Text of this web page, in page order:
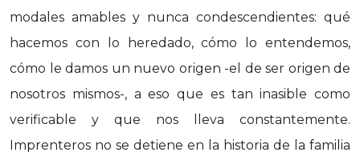
modales amables y nunca condescendientes: qué
hacemos con lo heredado, cómo lo entendemos,
cómo le damos un nuevo origen -el de ser origen de
nosotros mismos-, a eso que es tan inasible como
verificable y que nos lleva constantemente.
Imprenteros no se detiene en la historia de la familia